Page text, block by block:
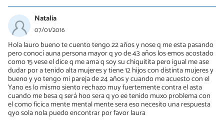
Natalia
07/01/2016
Hola lauro bueno te cuento tengo 22 años y nose q me esta pasando
pero conocí auna persona mayor q yo de 43 años los emos acostado
como 15 vese el dice q me ama q soy su chiquitita pero igual me ase
dudar por a tenido alta mujeres y tiene 12 hijos con distinta mujeres y
bueno y yo tengo mi pareja de 24 años y cuando me acuesto con el
Yano es lo mismo siento rechazo muy fuertemente contra el asta
cuando me besa q será hoo sera q yo ee tenido muxo problema con
el como ficica mente mental mente sera eso necesito una respuesta
qyo sola nola puedo encontrar por favor laura